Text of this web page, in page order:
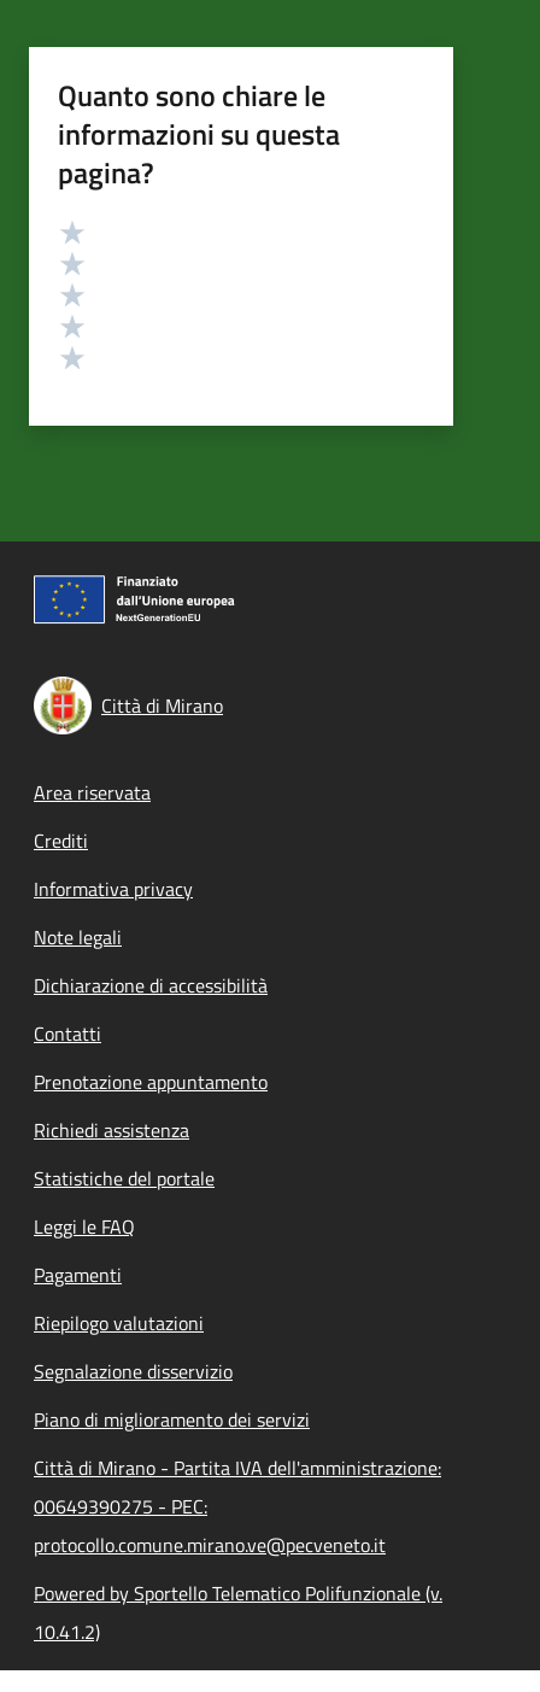
Quanto sono chiare le
informazioni su questa
pagina?
Valutazione
Città di Mirano
Footer menu
Area riservata
Crediti
Informativa privacy
Note legali
Dichiarazione di accessibilità
Contatti
Prenotazione appuntamento
Richiedi assistenza
Statistiche del portale
Leggi le FAQ
Pagamenti
Riepilogo valutazioni
Segnalazione disservizio
Piano di miglioramento dei servizi
Città di Mirano - Partita IVA dell'amministrazione:
00649390275 - PEC:
protocollo.comune.mirano.ve@pecveneto.it
Powered by Sportello Telematico Polifunzionale (v.
10.41.2)